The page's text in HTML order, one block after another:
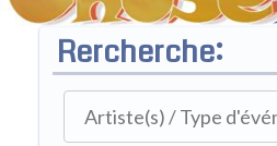
Rercherche: